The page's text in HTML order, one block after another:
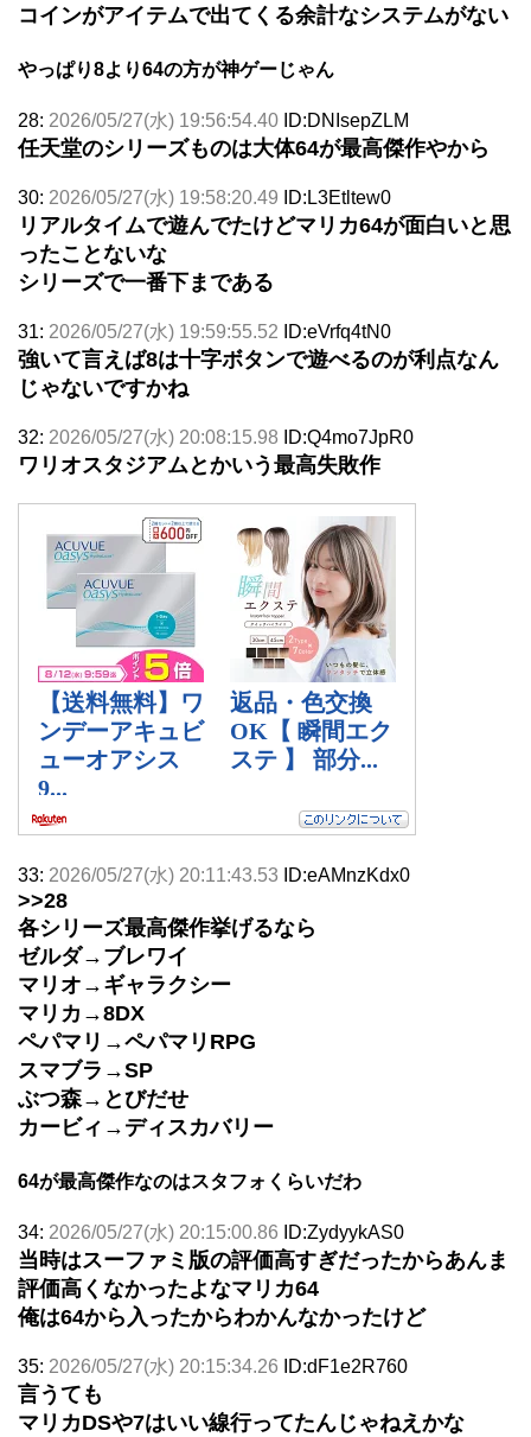
コインがアイテムで出てくる余計なシステムがない
やっぱり8より64の方が神ゲーじゃん
28: 2026/05/27(水) 19:56:54.40 ID:DNIsepZLM
任天堂のシリーズものは大体64が最高傑作やから
30: 2026/05/27(水) 19:58:20.49 ID:L3Etltew0
リアルタイムで遊んでたけどマリカ64が面白いと思
ったことないな
シリーズで一番下まである
31: 2026/05/27(水) 19:59:55.52 ID:eVrfq4tN0
強いて言えば8は十字ボタンで遊べるのが利点なん
じゃないですかね
32: 2026/05/27(水) 20:08:15.98 ID:Q4mo7JpR0
ワリオスタジアムとかいう最高失敗作
33: 2026/05/27(水) 20:11:43.53 ID:eAMnzKdx0
>>28
各シリーズ最高傑作挙げるなら
ゼルダ→ブレワイ
マリオ→ギャラクシー
マリカ→8DX
ペパマリ→ペパマリRPG
スマブラ→SP
ぶつ森→とびだせ
カービィ→ディスカバリー
64が最高傑作なのはスタフォくらいだわ
34: 2026/05/27(水) 20:15:00.86 ID:ZydyykAS0
当時はスーファミ版の評価高すぎだったからあんま
評価高くなかったよなマリカ64
俺は64から入ったからわかんなかったけど
35: 2026/05/27(水) 20:15:34.26 ID:dF1e2R760
言うても
マリカDSや7はいい線行ってたんじゃねえかな